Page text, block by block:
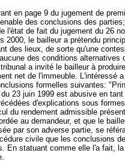
en page 9 du jugement de
des conclusions des
l'état de fait du jugement du 26
2000, le bailleur a prétendu
des lieux, de sorte qu'une
des conditions alternatives
a invité le bailleur à
net de l'immeuble. L'intéressé
formelles suivantes:
23 juin 1999 est abusive en
d'explications sous
du rendement admissible
au demandeur, et que le
par son adverse partie, se
civile que les conclusions
En statuant comme elle l'a fait,